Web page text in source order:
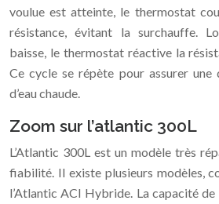
voulue est atteinte, le thermostat
résistance, évitant la surchauffe.
baisse, le thermostat réactive la
Ce cycle se répète pour assurer
d’eau chaude.
Zoom sur l’atlantic 300L
L’Atlantic 300L est un modèle très
fiabilité. Il existe plusieurs modèles,
l’Atlantic ACI Hybride. La capacité